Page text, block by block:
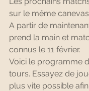
sur le même
A partir de
prend la main et
connus le 11 février.
Voici le programme
tours. Essayez de
plus vite possible